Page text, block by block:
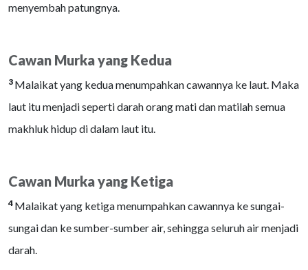
menyembah patungnya.
Cawan Murka yang Kedua
3 Malaikat yang kedua menumpahkan cawannya ke laut. Maka
laut itu menjadi seperti darah orang mati dan matilah semua
makhluk hidup di dalam laut itu.
Cawan Murka yang Ketiga
4 Malaikat yang ketiga menumpahkan cawannya ke sungai-
sungai dan ke sumber-sumber air, sehingga seluruh air menjadi
darah.